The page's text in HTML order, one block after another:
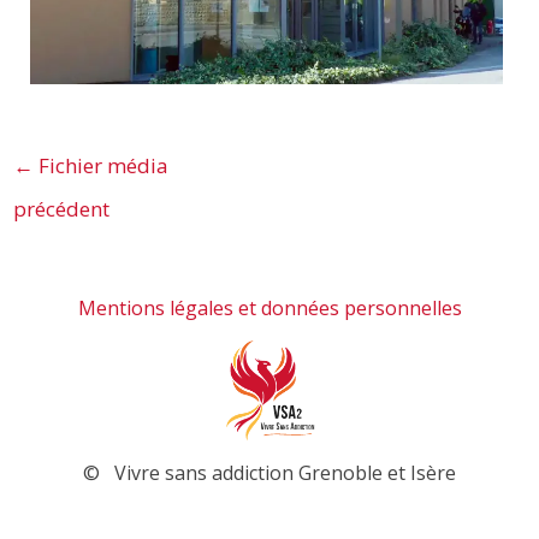
← Fichier média
précédent
Mentions légales et données personnelles
© Vivre sans addiction Grenoble et Isère